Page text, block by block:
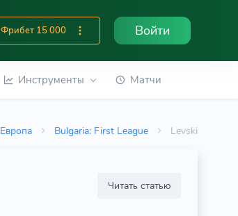
Фрибет 15 000 Войти
Инструменты Матчи
Европа Bulgaria: First League Levski
Читать статью